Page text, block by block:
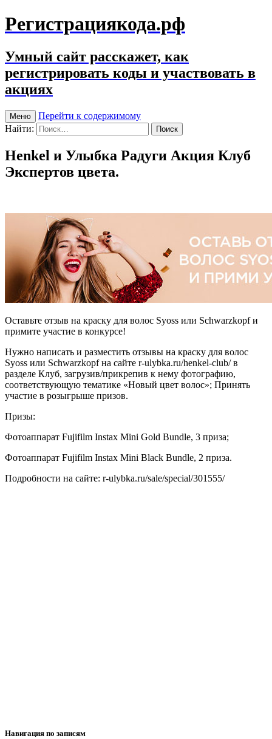
Регистрациякода.рф
Умный сайт расскажет, как
регистрировать коды и участвовать в
акциях
Меню
Перейти к содержимому
Найти:
Henkel и Улыбка Радуги Акция Клуб
Экспертов цвета.
Оставьте отзыв на краску для волос Syoss или Schwarzkopf и
примите участие в конкурсе!
Нужно написать и разместить отзывы на краску для волос
Syoss или Schwarzkopf на сайте r-ulybka.ru/henkel-club/ в
разделе Клуб, загрузив/прикрепив к нему фотографию,
соответствующую тематике «Новый цвет волос»; Принять
участие в розыгрыше призов.
Призы:
Фотоаппарат Fujifilm Instax Mini Gold Bundle, 3 приза;
Фотоаппарат Fujifilm Instax Mini Black Bundle, 2 приза.
Подробности на сайте: r-ulybka.ru/sale/special/301555/
Навигация по записям